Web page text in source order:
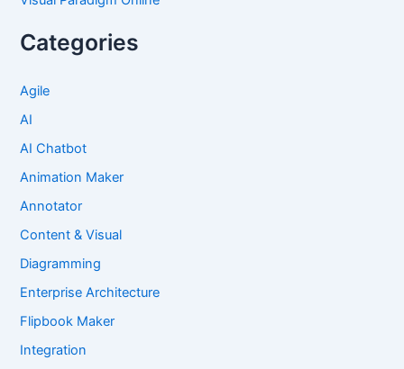
Categories
Agile
AI
AI Chatbot
Animation Maker
Annotator
Content & Visual
Diagramming
Enterprise Architecture
Flipbook Maker
Integration